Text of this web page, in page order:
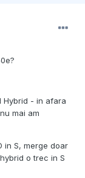
Hybrid - in afara
mai am
in S, merge doar
o trec in S